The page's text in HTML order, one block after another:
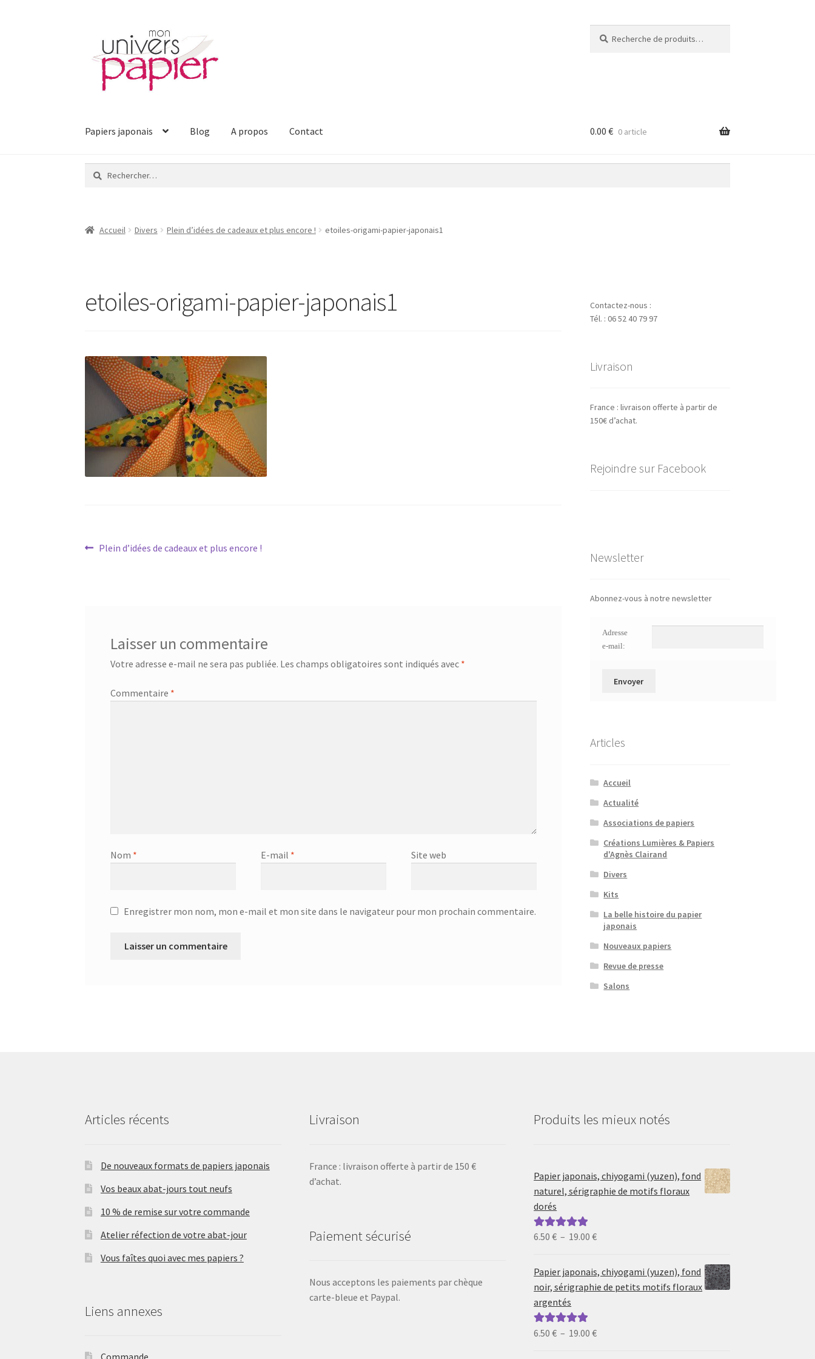
la
navigation
contenu
pour :
Papiers japonais Blog A propos Contact 0.00 € 0 article
Rechercher :
Accueil Divers Plein d’idées de cadeaux et plus encore ! etoiles-origami-papier-japonais1
etoiles-origami-papier-japonais1
Navigation
Article
Plein d’idées de cadeaux et plus encore !
Laisser un commentaire
Votre adresse e-mail ne sera pas publiée. Les champs obligatoires sont indiqués avec *
Commentaire *
Nom * E-mail * Site web
Enregistrer mon nom, mon e-mail et mon site dans le navigateur pour mon prochain commentaire.
Contactez-nous :
Tél. : 06 52 40 79 97
Livraison
France : livraison offerte à partir de
150€ d’achat.
Rejoindre sur Facebook
Newsletter
Abonnez-vous à notre newsletter
Adresse
e-mail:
Articles
Accueil
Actualité
Associations de papiers
Créations Lumières & Papiers
d'Agnès Clairand
Divers
Kits
La belle histoire du papier
japonais
Nouveaux papiers
Revue de presse
Salons
Articles récents
De nouveaux formats de papiers japonais
Vos beaux abat-jours tout neufs
10 % de remise sur votre commande
Atelier réfection de votre abat-jour
Vous faîtes quoi avec mes papiers ?
Liens annexes
Livraison
France : livraison offerte à partir de 150 €
d’achat.
Paiement sécurisé
Nous acceptons les paiements par chèque
carte-bleue et Paypal.
Produits les mieux notés
Papier japonais, chiyogami (yuzen), fond
naturel, sérigraphie de motifs floraux
dorés
Note5.00sur
6.50€ – 19.00€Plage
prix :
6.50 €
Papier japonais, chiyogami (yuzen), fond
noir, sérigraphie de petits motifs floraux
argentés
Note5.00sur
6.50€ – 19.00€Plage